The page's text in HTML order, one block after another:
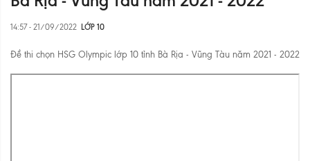
14:57 - 21/09/2022 LỚP 10
Đề thi chọn HSG Olympic lớp 10 tỉnh Bà Rịa - Vũng Tàu năm 2021 - 2022